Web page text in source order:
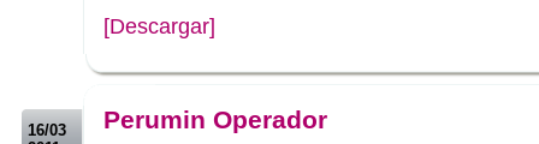
[Descargar]
16/03
Perumin Operador